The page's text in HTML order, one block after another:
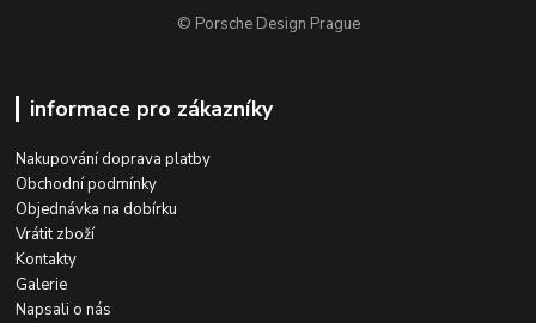
© Porsche Design Prague
informace pro zákazníky
Nakupování doprava platby
Obchodní podmínky
Objednávka na dobírku
Vrátit zboží
Kontakty
Galerie
Napsali o nás